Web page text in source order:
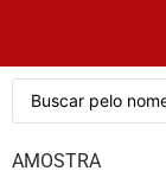
AMOSTRA